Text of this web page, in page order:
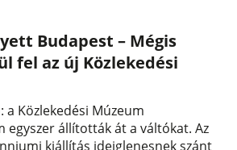
Budapest – Mégis
fel az új Közlekedési
a Közlekedési Múzeum
állították át a váltókat. Az
kiállítás ideiglenesnek szánt